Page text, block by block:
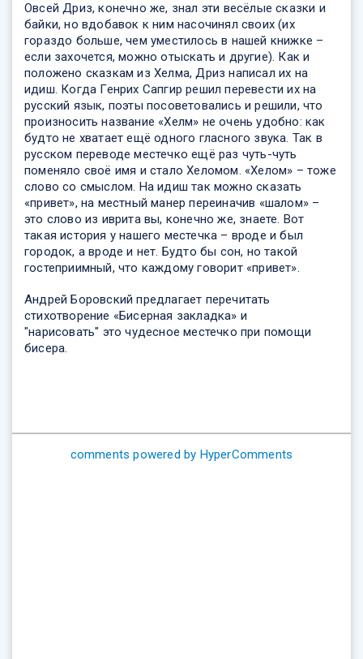
Овсей Дриз, конечно же, знал эти весёлые сказки и
байки, но вдобавок к ним насочинял своих (их
гораздо больше, чем уместилось в нашей книжке –
если захочется, можно отыскать и другие). Как и
положено сказкам из Хелма, Дриз написал их на
идиш. Когда Генрих Сапгир решил перевести их на
русский язык, поэты посоветовались и решили, что
произносить название «Хелм» не очень удобно: как
будто не хватает ещё одного гласного звука. Так в
русском переводе местечко ещё раз чуть-чуть
поменяло своё имя и стало Хеломом. «Хелом» – тоже
слово со смыслом. На идиш так можно сказать
«привет», на местный манер переиначив «шалом» –
это слово из иврита вы, конечно же, знаете. Вот
такая история у нашего местечка – вроде и был
городок, а вроде и нет. Будто бы сон, но такой
гостеприимный, что каждому говорит «привет».
Андрей Боровский предлагает перечитать
стихотворение «Бисерная закладка» и
"нарисовать" это чудесное местечко при помощи
бисера.
comments powered by HyperComments